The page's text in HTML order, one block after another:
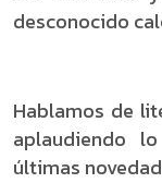
desconocido
Hablamos de
aplaudiendo
últimas